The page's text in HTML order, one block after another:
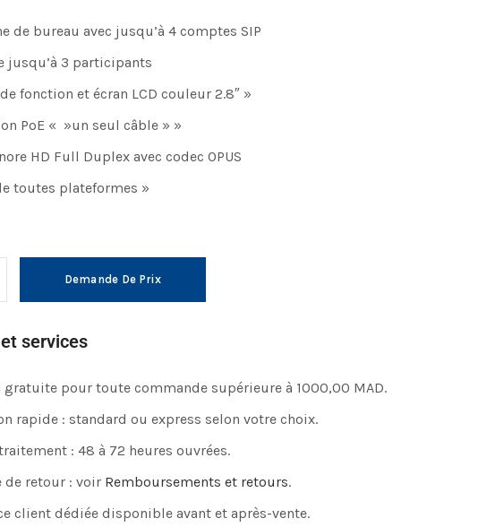
de bureau avec jusqu’à 4 comptes SIP
jusqu’à 3 participants
fonction et écran LCD couleur 2.8″ »
PoE « »un seul câble » »
HD Full Duplex avec codec OPUS
toutes plateformes »
Demande De Prix
services
gratuite pour toute commande supérieure à 1000,00 MAD.
rapide : standard ou express selon votre choix.
: 48 à 72 heures ouvrées.
de retour : voir Remboursements et retours.
client dédiée disponible avant et après-vente.